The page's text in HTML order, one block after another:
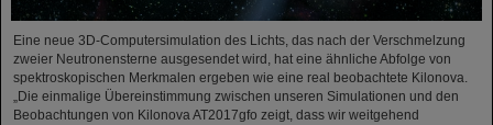
Eine neue 3D-Computersimulation des Lichts, das nach der Verschmelzung
zweier Neutronensterne ausgesendet wird, hat eine ähnliche Abfolge von
spektroskopischen Merkmalen ergeben wie eine real beobachtete Kilonova.
„Die einmalige Übereinstimmung zwischen unseren Simulationen und den
Beobachtungen von Kilonova AT2017gfo zeigt, dass wir weitgehend